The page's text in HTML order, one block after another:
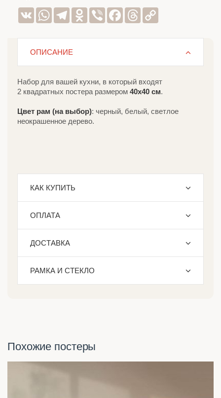
VK WhatsAppTelegramOdnoklassniki
Viber Facebook
Threads
ОПИСАНИЕ
Набор для вашей кухни, в который входят
2 квадратных постера размером 40х40 см.
Цвет рам (на выбор): черный, белый, светлое
неокрашенное дерево.
КАК КУПИТЬ
ОПЛАТА
ДОСТАВКА
РАМКА И СТЕКЛО
Похожие постеры